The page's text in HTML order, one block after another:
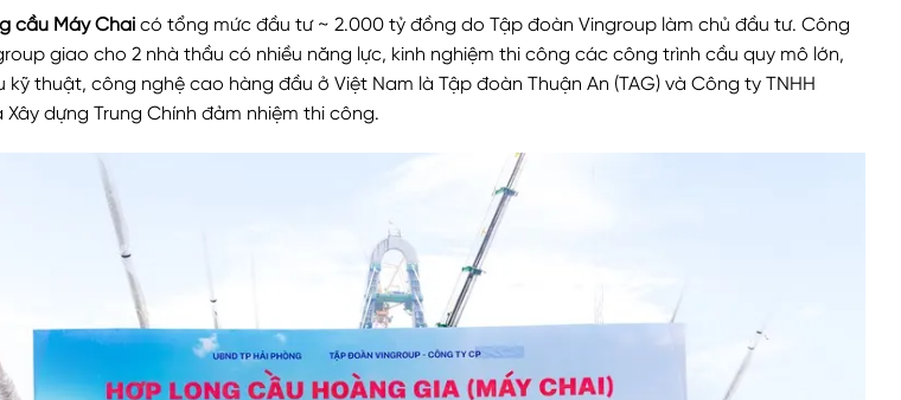
cầu Máy Chai có tổng mức đầu tư ~ 2.000 tỷ đồng do Tập đoàn Vingroup làm chủ đầu tư. Công
giao cho 2 nhà thầu có nhiều năng lực, kinh nghiệm thi công các công trình cầu quy mô lớn,
kỹ thuật, công nghệ cao hàng đầu ở Việt Nam là Tập đoàn Thuận An (TAG) và Công ty TNHH
Xây dựng Trung Chính đảm nhiệm thi công.